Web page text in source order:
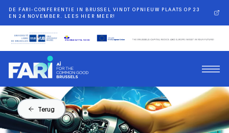
DE FARI-CONFERENTIE IN BRUSSEL VINDT OPNIEUW PLAATS OP 23
EN 24 NOVEMBER. LEES HIER MEER!
Terug